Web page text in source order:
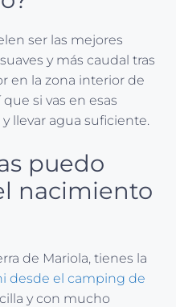
ser las mejores
y más caudal tras
en la zona interior de
si vas en esas
llevar agua suficiente.
puedo
nacimiento
de Mariola, tienes la
desde el camping de
y con mucho